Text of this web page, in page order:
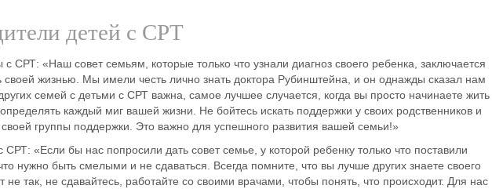
детей с СРТ
с СРТ: «Наш совет семьям, которые только что узнали диагноз своего ребенка, заключается
своей жизнью. Мы имели честь лично знать доктора Рубинштейна, и он однажды сказал нам
семей с детьми с СРТ важна, самое лучшее случается, когда вы просто начинаете жить
каждый миг вашей жизни. Не бойтесь искать поддержки у своих родственников и
группы поддержки. Это важно для успешного развития вашей семьи!»
СРТ: «Если бы нас попросили дать совет семье, у которой ребенку только что поставили
нужно быть смелыми и не сдаваться. Всегда помните, что вы лучше других знаете своего
не так, не сдавайтесь, работайте со своими врачами, чтобы понять, что происходит. Для нас